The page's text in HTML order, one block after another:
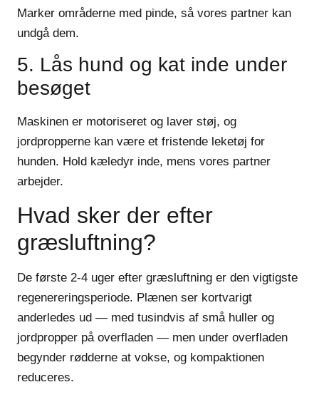
Marker områderne med pinde, så vores partner kan
undgå dem.
5. Lås hund og kat inde under
besøget
Maskinen er motoriseret og laver støj, og
jordpropperne kan være et fristende leketøj for
hunden. Hold kæledyr inde, mens vores partner
arbejder.
Hvad sker der efter
græsluftning?
De første 2-4 uger efter græsluftning er den vigtigste
regenereringsperiode. Plænen ser kortvarigt
anderledes ud — med tusindvis af små huller og
jordpropper på overfladen — men under overfladen
begynder rødderne at vokse, og kompaktionen
reduceres.